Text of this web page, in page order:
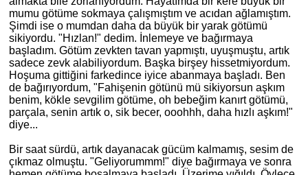
mumu götüme sokmaya çalışmıştım ve acıdan ağlamıştım.
Şimdi ise o mumdan daha da büyük bir yarak götümü
sikiyordu. "Hızlan!" dedim. İnlemeye ve bağırmaya
başladım. Götüm zevkten tavan yapmıştı, uyuşmuştu, artık
sadece zevk alabiliyordum. Başka birşey hissetmiyordum.
Hoşuma gittiğini farkedince iyice abanmaya başladı. Ben
de bağırıyordum, "Fahişenin götünü mü sikiyorsun aşkım
benim, kökle sevgilim götüme, oh bebeğim kanırt götümü,
parçala, senin artık o, sik becer, ooohhh, daha hızlı aşkım!"
diye...
Bir saat sürdü, artık dayanacak gücüm kalmamış, sesim de
çıkmaz olmuştu. "Geliyorummm!" diye bağırmaya ve sonra